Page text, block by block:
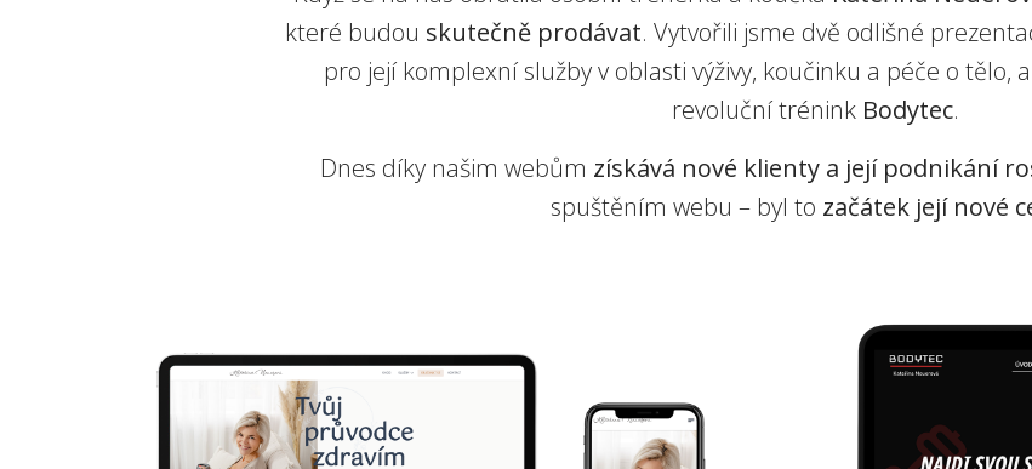
které budou skutečně prodávat. Vytvořili jsme dvě odlišné
pro její komplexní služby v oblasti výživy, koučinku a péče o tělo,
revoluční trénink Bodytec.
Dnes díky našim webům získává nové klienty a její podnikání
spuštěním webu – byl to začátek její nové